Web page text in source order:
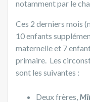
notamment par le
Ces 2 derniers mois
10 enfants
maternelle et 7
primaire. Les
sont les suivantes :
Deux frères,